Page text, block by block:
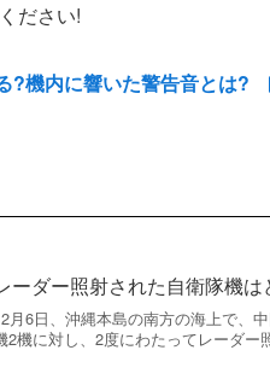
ださい!
?機内に響いた警告音とは?
ーダー照射された自衛隊機
月6日、沖縄本島の南方の海上で、
2機に対し、2度にわたってレーダ